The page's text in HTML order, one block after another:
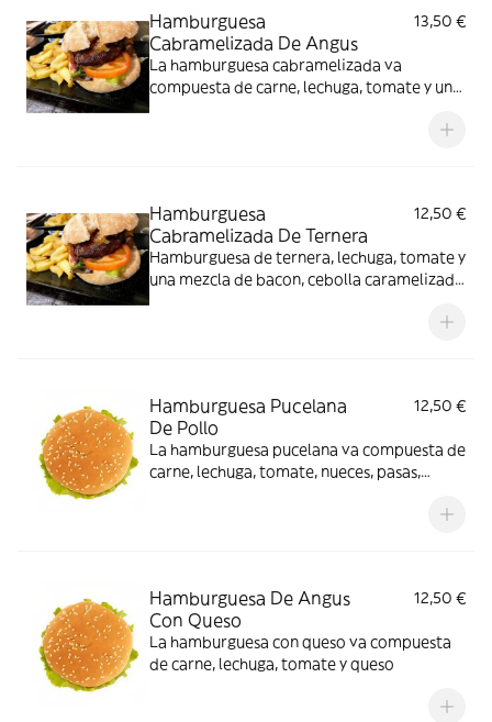
Hamburguesa
Cabramelizada De Angus
13,50 €
La hamburguesa cabramelizada va
compuesta de carne, lechuga, tomate y una
Hamburguesa
Cabramelizada De Ternera
12,50 €
Hamburguesa de ternera, lechuga, tomate y
una mezcla de bacon, cebolla caramelizada
Hamburguesa Pucelana
De Pollo
12,50 €
La hamburguesa pucelana va compuesta de
carne, lechuga, tomate, nueces, pasas,
Hamburguesa De Angus
Con Queso
12,50 €
La hamburguesa con queso va compuesta
de carne, lechuga, tomate y queso